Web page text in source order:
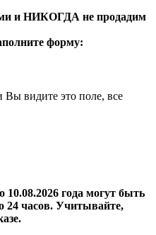
и НИКОГДА не продадим
форму:
Вы видите это поле, все
года могут быть
24 часов. Учитывайте,